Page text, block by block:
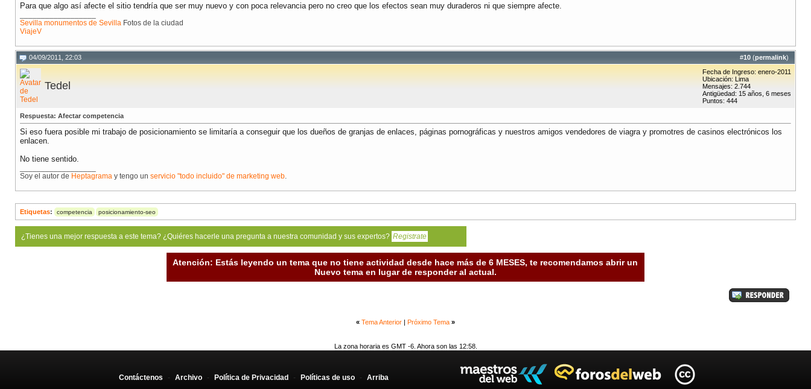
Para que algo así afecte el sitio tendría que ser muy nuevo y con poca relevancia pero no creo que los efectos sean muy duraderos ni que siempre afecte.
Sevilla monumentos de Sevilla Fotos de la ciudad
ViajeV
#10 (permalink)
04/09/2011, 22:03
Tedel
Fecha de Ingreso: enero-2011
Ubicación: Lima
Mensajes: 2.744
Antigüedad: 15 años, 6 meses
Puntos: 444
Respuesta: Afectar competencia
Si eso fuera posible mi trabajo de posicionamiento se limitaría a conseguir que los dueños de granjas de enlaces, páginas pornográficas y nuestros amigos vendedores de viagra y promotres de casinos electrónicos los
enlacen.
No tiene sentido.
Soy el autor de Heptagrama y tengo un servicio "todo incluido" de marketing web.
Etiquetas: competencia posicionamiento-seo
¿Tienes una mejor respuesta a este tema? ¿Quiéres hacerle una pregunta a nuestra comunidad y sus expertos? Registrate
Atención: Estás leyendo un tema que no tiene actividad desde hace más de 6 MESES, te recomendamos abrir un
Nuevo tema en lugar de responder al actual.
« Tema Anterior Próximo Tema »
La zona horaria es GMT -6. Ahora son las 12:58.
Contáctenos - Archivo - Política de Privacidad - Políticas de uso - Arriba